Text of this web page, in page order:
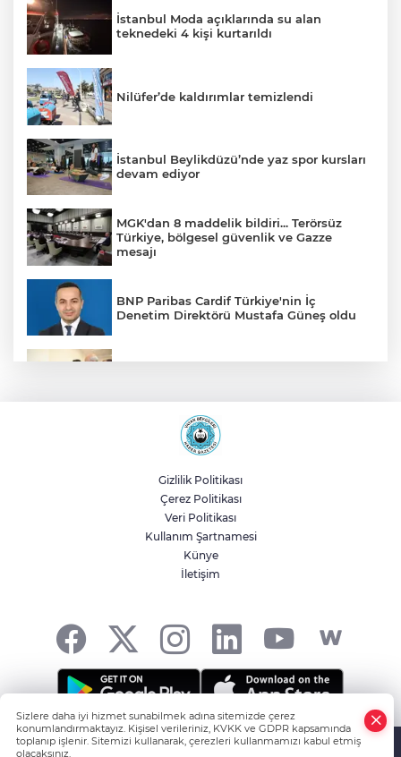
İstanbul Moda açıklarında su alan
teknedeki 4 kişi kurtarıldı
Nilüfer’de kaldırımlar temizlendi
İstanbul Beylikdüzü’nde yaz spor kursları
devam ediyor
MGK'dan 8 maddelik bildiri... Terörsüz
Türkiye, bölgesel güvenlik ve Gazze
mesajı
BNP Paribas Cardif Türkiye'nin İç
Denetim Direktörü Mustafa Güneş oldu
Sakarya’da ücretsiz doğalgaza
kavuşacaklar
Yalova'da makine arızası yapan tanker
güvenli bölgeye çekildi
Eskişehir Büyükşehir’den kırsal
Gizlilik Politikası
Çerez Politikası
Veri Politikası
Kullanım Şartnamesi
Künye
İletişim
HABER YAZILIMIve TURKTICARET.NET projesidir Copyright© 2006-
Sizlere daha iyi hizmet sunabilmek adına sitemizde çerez
konumlandırmaktayız. Kişisel verileriniz, KVKK ve GDPR kapsamında
toplanıp işlenir. Sitemizi kullanarak, çerezleri kullanmamızı kabul etmiş
olacaksınız.